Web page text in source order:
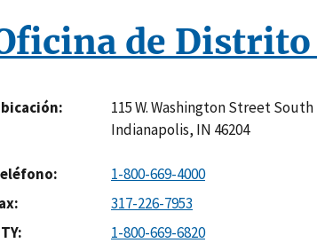
de
115 W. Washington Street
Indianapolis, IN 46204
1-800-669-4000
317-226-7953
1-800-669-6820